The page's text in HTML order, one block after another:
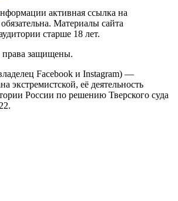
активная ссылка на
Материалы сайта
старше 18 лет.
защищены.
Facebook и Instagram) —
экстремистской, её деятельность
России по решению Тверского суда